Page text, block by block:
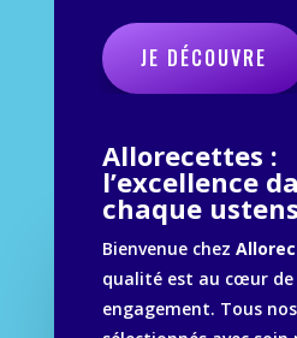
JE DÉCOUVRE
Allorecettes :
l’excellence
chaque
Bienvenue chez
qualité est au cœur
engagement. Tous